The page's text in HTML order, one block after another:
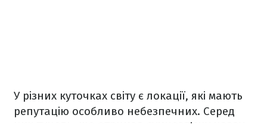
У різних куточках світу є локації, які мають
репутацію особливо небезпечних. Серед